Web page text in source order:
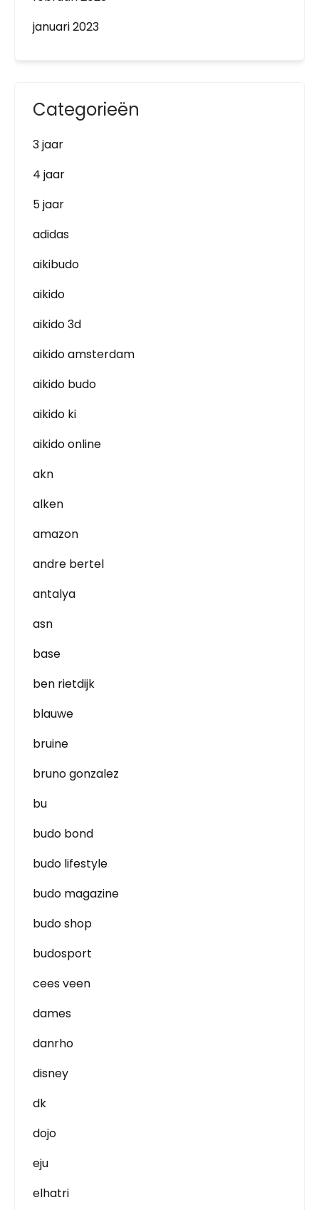
januari 2023
Categorieën
3 jaar
4 jaar
5 jaar
adidas
aikibudo
aikido
aikido 3d
aikido amsterdam
aikido budo
aikido ki
aikido online
akn
alken
amazon
andre bertel
antalya
asn
base
ben rietdijk
blauwe
bruine
bruno gonzalez
bu
budo bond
budo lifestyle
budo magazine
budo shop
budosport
cees veen
dames
danrho
disney
dk
dojo
eju
elhatri